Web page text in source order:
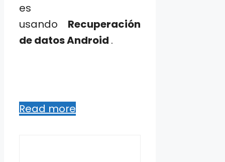
es
usando Recuperación
de datos Android .
Read more